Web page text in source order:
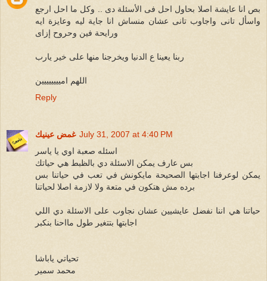
بص انا عايشة اصلا بحاول احل فى الأسئلة دى .. وكل ما احل ارجع
واسأل تانى واجاوب تانى عشان منساش انا جاية ليه وعايزة ايه
ورايحة فين وحروح إزاى
ربنا يعينا ع الدنيا ويخرجنا منها على خير يارب
اللهم اميييييييين
Reply
غمض عينيك July 31, 2007 at 4:40 PM
اسئله صعبة اوي يا ياسر
بس عارف يمكن الاسئلة دي بالظبط هي حياتك
يمكن لوعرفنا اجابتها الصحيحة مايكونش في تعب في حياتنا بس
برده مش هتكون في متعة ولا لازمة اصلا لحياتنا
حياتنا هي اننا نفضل عايشيين عشان نجاوب على الاسئلة دي اللي
اجابتها بتتغير طول مااحنا بنكبر
تحياتي ياباشا
محمد سمير